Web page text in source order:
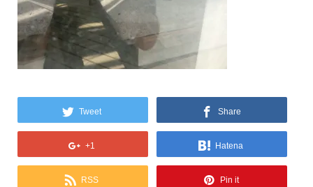
Tweet Share
+1 Hatena
RSS Pin it